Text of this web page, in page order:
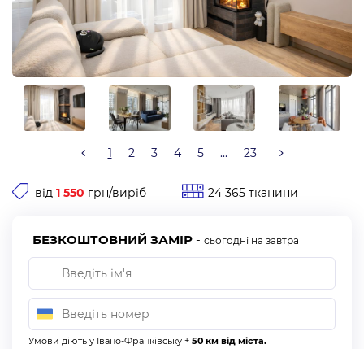
1 2 3 4 5 ... 23
від 1 550 грн/виріб 24 365 тканини
БЕЗКОШТОВНИЙ ЗАМІР - сьогодні на завтра
Умови діють у Івано-Франківську + 50 км від міста.